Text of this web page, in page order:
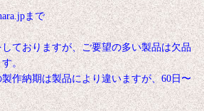
まで
ておりますが、ご要望の多い製品は欠品
す。
作納期は製品により違いますが、60日〜